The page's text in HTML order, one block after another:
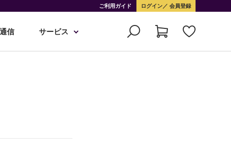
ご利用ガイド ログイン 会員登録
信 サービス